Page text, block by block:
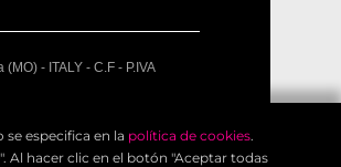
datos personales de
- ITALY - C.F - P.IVA
especifica en la política de cookies.
Al hacer clic en el botón "Aceptar todas